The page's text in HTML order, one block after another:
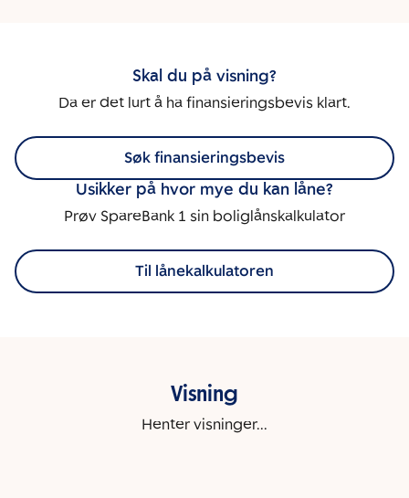
Skal du på visning?
Da er det lurt å ha finansieringsbevis klart.
Søk finansieringsbevis
Usikker på hvor mye du kan låne?
Prøv SpareBank 1 sin boliglånskalkulator
Til lånekalkulatoren
Visning
Henter visninger...